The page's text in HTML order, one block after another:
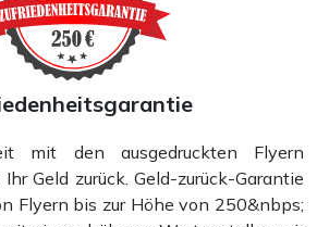
Stempel
mit den ausgedruckten Flyern
Geld zurück. Geld-zurück-Garantie
Flyern bis zur Höhe von 250&nbps;